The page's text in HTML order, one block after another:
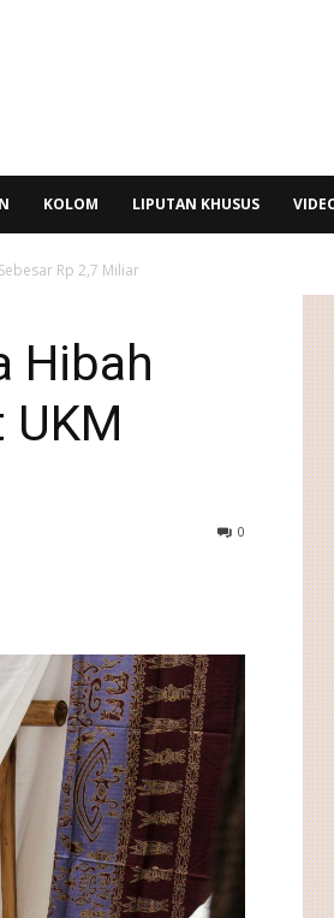
KOLOM LIPUTAN KHUSUS
Rp 2,7 Miliar
Hibah
0